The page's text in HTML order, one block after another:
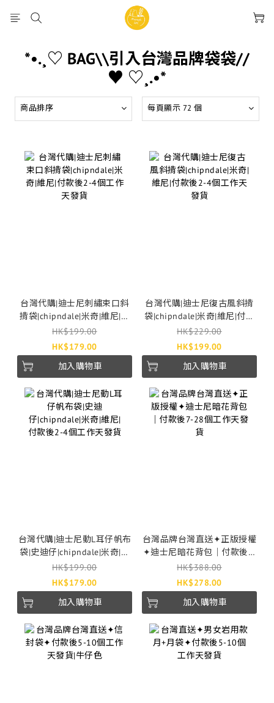
*•.¸♡ BAG\\引入台灣品牌袋袋//
♥ ♡¸.•*
商品排序 每頁顯示 72 個
台灣代購|迪士尼刺繡束口斜
揹袋|chipndale|米奇|維尼|付
款後2-4個工作天發貨
HK$199.00
HK$179.00
加入購物車
台灣代購|迪士尼復古風斜揹
袋|chipndale|米奇|維尼|付款
後2-4個工作天發貨
HK$229.00
HK$199.00
加入購物車
台灣代購|迪士尼動L耳仔帆布
袋|史迪仔|chipndale|米奇|維
尼|付款後2-4個工作天發貨
HK$199.00
HK$179.00
加入購物車
台灣品牌台灣直送✦正版授權
✦迪士尼暗花背包｜付款後7-
28個工作天發貨
HK$388.00
HK$278.00
加入購物車